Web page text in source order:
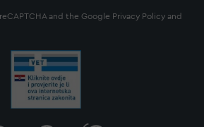
and the Google Privacy Policy and